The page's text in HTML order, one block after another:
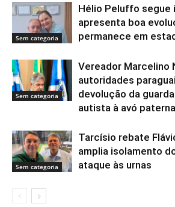
Sem categoria
Hélio Peluffo segue
apresenta boa
permanece em
Sem categoria
Vereador Marcelino
autoridades
devolução da
autista à avó paterna
Sem categoria
Tarcísio rebate
amplia isolamento
ataque às urnas